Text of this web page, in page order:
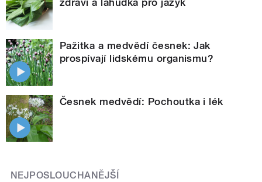
zdraví a lahůdka pro jazyk
Pažitka a medvědí česnek: Jak
prospívají lidskému organismu?
Česnek medvědí: Pochoutka i lék
NEJPOSLOUCHANĚJŠÍ